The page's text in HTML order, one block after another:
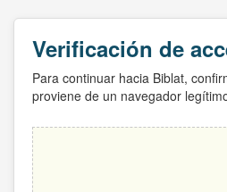
Verificación de
Para continuar hacia Biblat,
proviene de un navegador